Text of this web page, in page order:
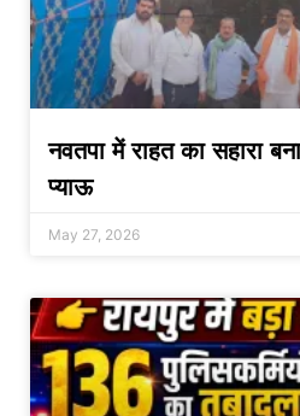
नवतपा में राहत का सहारा
प्याऊ
May 27, 2026